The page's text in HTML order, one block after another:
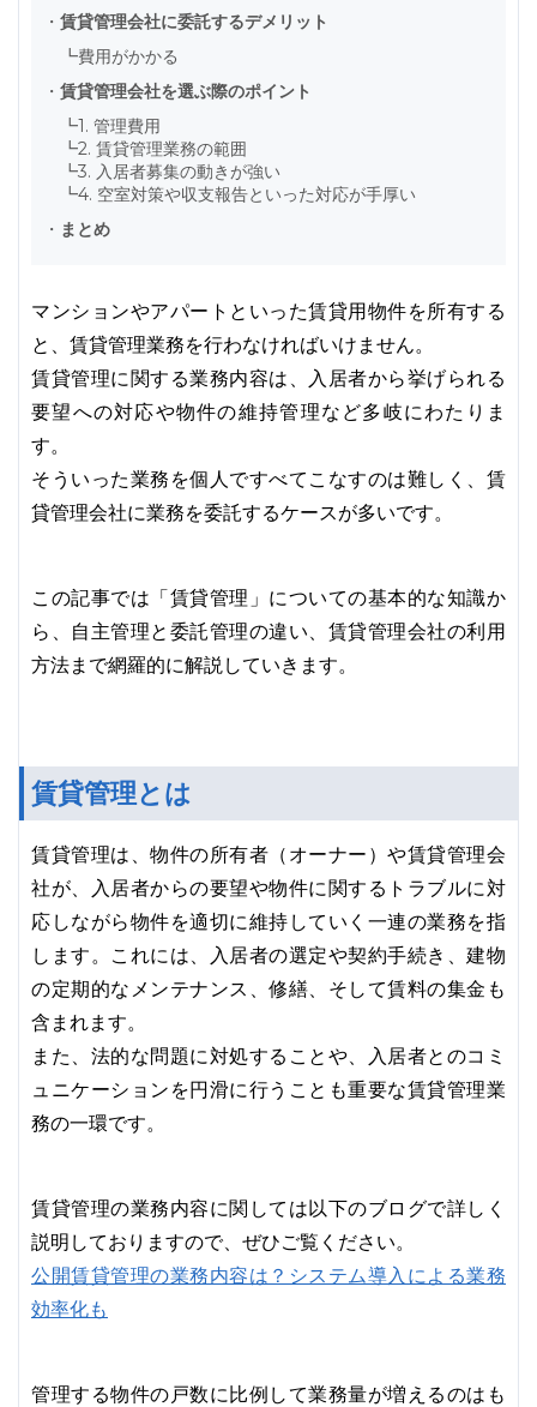
・ 賃貸管理会社に委託するデメリット
┗費用がかかる
・ 賃貸管理会社を選ぶ際のポイント
┗1. 管理費用
┗2. 賃貸管理業務の範囲
┗3. 入居者募集の動きが強い
┗4. 空室対策や収支報告といった対応が手厚い
・ まとめ
マンションやアパートといった賃貸用物件を所有する
と、賃貸管理業務を行わなければいけません。
賃貸管理に関する業務内容は、入居者から挙げられる
要望への対応や物件の維持管理など多岐にわたりま
す。
そういった業務を個人ですべてこなすのは難しく、賃
貸管理会社に業務を委託するケースが多いです。
この記事では「賃貸管理」についての基本的な知識か
ら、自主管理と委託管理の違い、賃貸管理会社の利用
方法まで網羅的に解説していきます。
賃貸管理とは
賃貸管理は、物件の所有者（オーナー）や賃貸管理会
社が、入居者からの要望や物件に関するトラブルに対
応しながら物件を適切に維持していく一連の業務を指
します。これには、入居者の選定や契約手続き、建物
の定期的なメンテナンス、修繕、そして賃料の集金も
含まれます。
また、法的な問題に対処することや、入居者とのコミ
ュニケーションを円滑に行うことも重要な賃貸管理業
務の一環です。
賃貸管理の業務内容に関しては以下のブログで詳しく
説明しておりますので、ぜひご覧ください。
公開賃貸管理の業務内容は？システム導入による業務
効率化も
管理する物件の戸数に比例して業務量が増えるのはも